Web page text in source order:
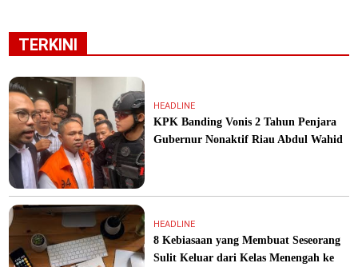
TERKINI
HEADLINE
KPK Banding Vonis 2 Tahun Penjara
Gubernur Nonaktif Riau Abdul Wahid
HEADLINE
8 Kebiasaan yang Membuat Seseorang
Sulit Keluar dari Kelas Menengah ke